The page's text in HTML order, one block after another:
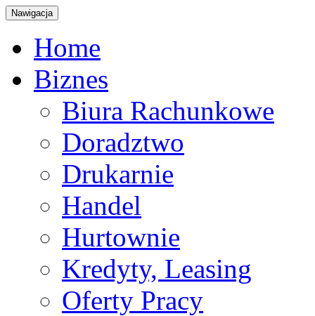
Nawigacja
Home
Biznes
Biura Rachunkowe
Doradztwo
Drukarnie
Handel
Hurtownie
Kredyty, Leasing
Oferty Pracy